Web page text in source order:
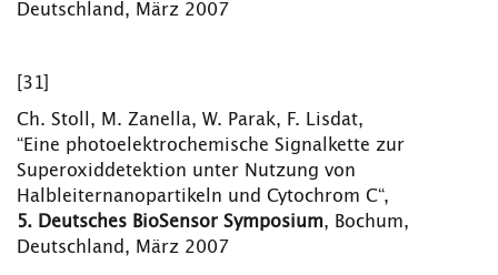
Deutschland, März 2007
[31]
Ch. Stoll, M. Zanella, W. Parak, F. Lisdat,
“Eine photoelektrochemische Signalkette zur
Superoxiddetektion unter Nutzung von
Halbleiternanopartikeln und Cytochrom C“,
5. Deutsches BioSensor Symposium, Bochum,
Deutschland, März 2007